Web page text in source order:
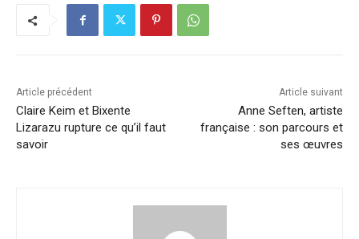
Article précédent
Claire Keim et Bixente
Lizarazu rupture ce qu’il faut
savoir
Article suivant
Anne Seften, artiste
française : son parcours et
ses œuvres